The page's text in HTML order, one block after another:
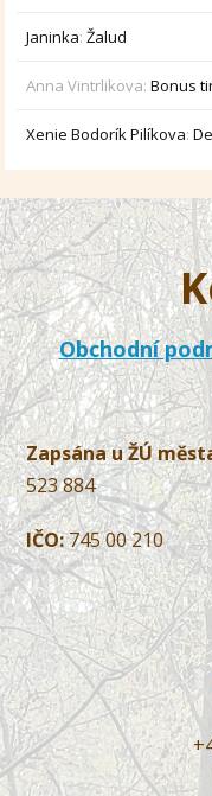
Janinka:Žalud
Anna Vintrlikova:Bonus
Xenie Bodorík Pilíkova:
Obchodní
Zapsána u ŽÚ
523 884
IČO:745 00 210